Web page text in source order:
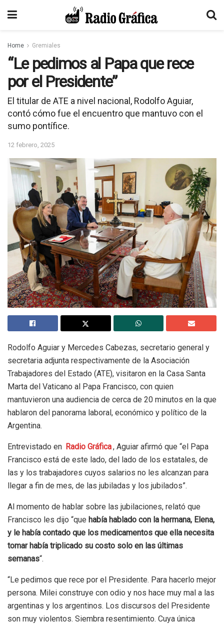
Home Gremiales
“Le pedimos al Papa que rece
por el Presidente”
El titular de ATE a nivel nacional, Rodolfo Aguiar,
contó cómo fue el encuentro que mantuvo con el
sumo pontífice.
12 febrero, 2025
Rodolfo Aguiar y Mercedes Cabezas, secretario general y
secretaria adjunta respectivamente de la Asociación
Trabajadores del Estado (ATE), visitaron en la Casa Santa
Marta del Vaticano al Papa Francisco, con quien
mantuvieron una audiencia de cerca de 20 minutos en la que
hablaron del panorama laboral, económico y político de la
Argentina.
Entrevistado en Radio Gráfica, Aguiar afirmó que “el Papa
Francisco está de este lado, del lado de los estatales, de
las y los trabajadores cuyos salarios no les alcanzan para
llegar a fin de mes, de las jubiladas y los jubilados”.
Al momento de hablar sobre las jubilaciones, relató que
Francisco les dijo “que había hablado con la hermana, Elena,
y le había contado que los medicamentos que ella necesita
tomar había triplicado su costo solo en las últimas
semanas“.
“Le pedimos que rece por el Presidente. Para hacerlo mejor
persona. Milei construye con odio y nos hace muy mal a las
argentinas y los argentinos. Los discursos del Presidente
son muy violentos. Siembra resentimiento. Cuya única